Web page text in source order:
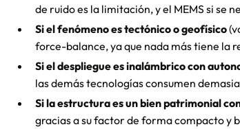
de ruido es la limitación, y el MEMS si se
Si el fenómeno es tectónico o geofísico
force-balance, ya que nada más tiene la
Si el despliegue es inalámbrico con
las demás tecnologías consumen
Si la estructura es un bien patrimonial
gracias a su factor de forma compacto y